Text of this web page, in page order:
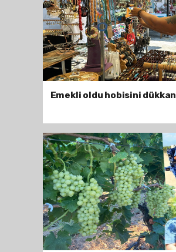
Emekli oldu hobisini